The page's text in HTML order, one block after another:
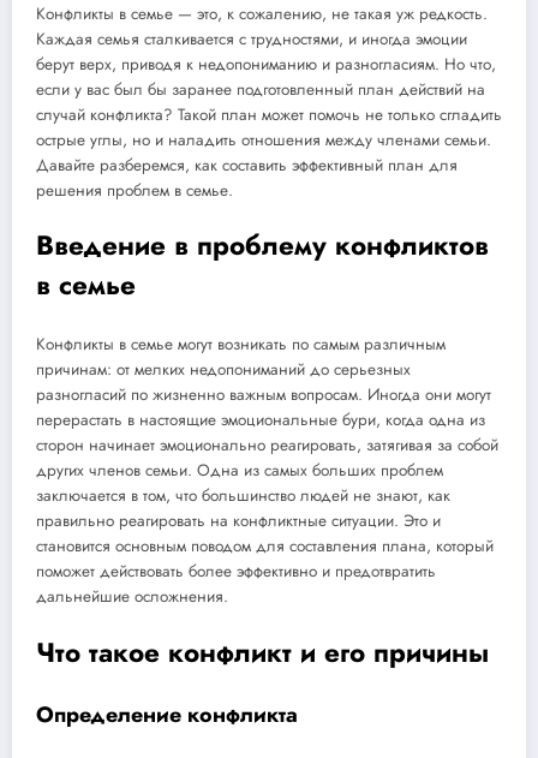
Конфликты в семье — это, к сожалению, не такая уж редкость.
Каждая семья сталкивается с трудностями, и иногда эмоции
берут верх, приводя к недопониманию и разногласиям. Но что,
если у вас был бы заранее подготовленный план действий на
случай конфликта? Такой план может помочь не только сгладить
острые углы, но и наладить отношения между членами семьи.
Давайте разберемся, как составить эффективный план для
решения проблем в семье.
Введение в проблему конфликтов
в семье
Конфликты в семье могут возникать по самым различным
причинам: от мелких недопониманий до серьезных
разногласий по жизненно важным вопросам. Иногда они могут
перерастать в настоящие эмоциональные бури, когда одна из
сторон начинает эмоционально реагировать, затягивая за собой
других членов семьи. Одна из самых больших проблем
заключается в том, что большинство людей не знают, как
правильно реагировать на конфликтные ситуации. Это и
становится основным поводом для составления плана, который
поможет действовать более эффективно и предотвратить
дальнейшие осложнения.
Что такое конфликт и его причины
Определение конфликта